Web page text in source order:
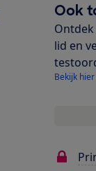
Ook
lid en
Bekijk